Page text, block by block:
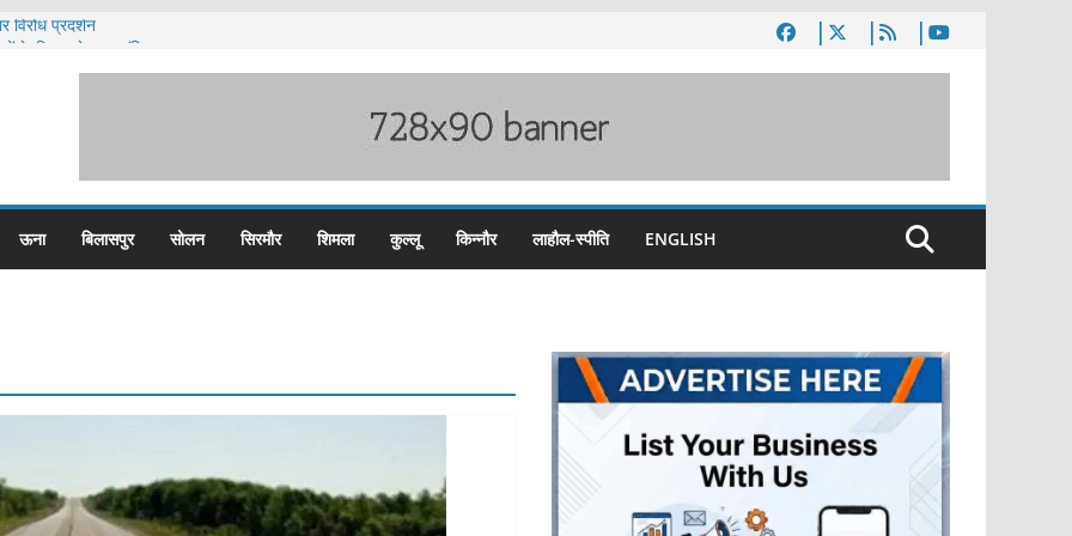
विरोध प्रदर्शन
बारिश का अलर्ट ज़ारी
ऊना बिलासपुर सोलन सिरमौर शिमला कुल्लू किन्नौर लाहौल-स्पीति ENGLISH